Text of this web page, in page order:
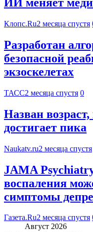
Клопс.Ru2 месяца спустя
Разработан
безопасной
экзоскелетах
ТАСС2 месяца спустя 0
Назван
достигает пика
Naukatv.ru2 месяца спустя
JAMA
воспаления
симптомы
Газета.Ru2 месяца спустя
Август 2026